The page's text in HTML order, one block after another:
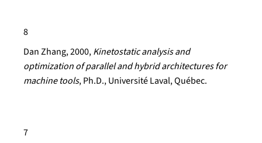
8
Dan Zhang, 2000,Kinetostatic analysis and
optimization of parallel and hybrid architectures for
machine tools, Ph.D., Université Laval, Québec.
7